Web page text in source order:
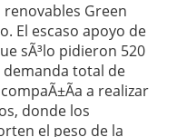
Green
El escaso apoyo de
sÃ³lo pidieron 520
total de
a realizar
donde los
el peso de la